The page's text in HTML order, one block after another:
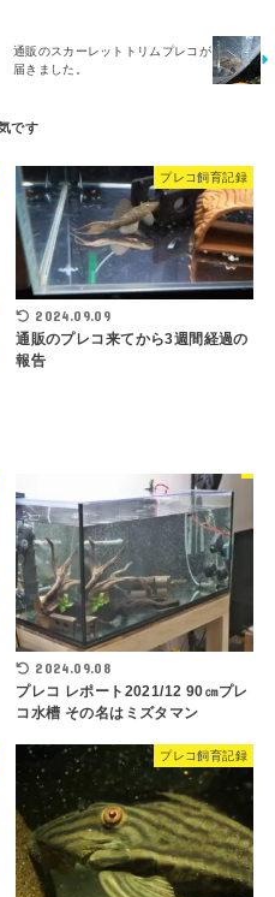
通販のスカーレットトリムプレコが
届きました。
プレコ飼育記録
2024.09.09
通販のプレコ来てから3週間経過の
報告
2024.09.08
プレコ レポート2021/12 90㎝プレ
コ水槽 その名はミズタマン
プレコ飼育記録